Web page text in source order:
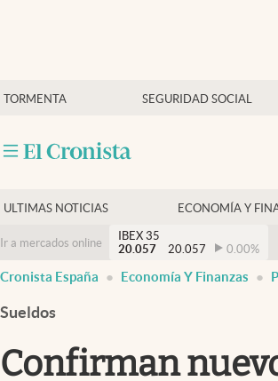
TORMENTA SEGURIDAD SOCIAL
Economía y finanzas
Criptomonedas
ULTIMAS NOTICIAS ECONOMÍA Y
Ir a mercados online
IBEX 35
20.057
20.057 0.00%
Cronista España Economía Y Finanzas
Sueldos
Confirman